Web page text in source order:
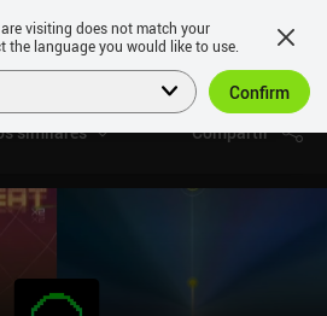
similares Compartir
visiting does not match your
the language you would like to use.
Confirm